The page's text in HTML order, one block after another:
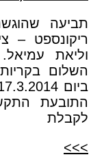
תביעה
ריקונספט –
וליאת
השלום
לקבלת
>>>